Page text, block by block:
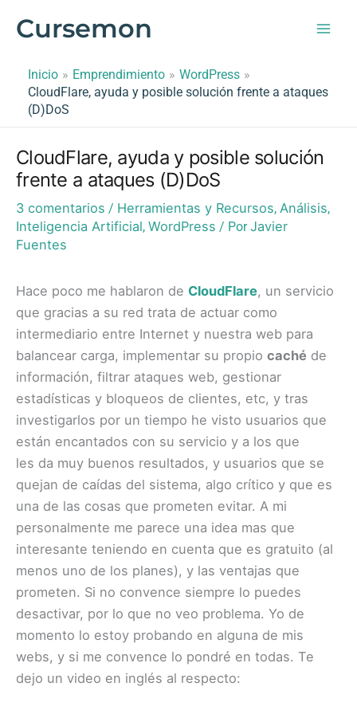
Cursemon
Inicio Emprendimiento
WordPress
CloudFlare, ayuda y posible solución frente a ataques
(D)DoS
CloudFlare, ayuda y posible solución
frente a ataques (D)DoS
3 comentarios / Herramientas y Recursos, Análisis,
Inteligencia Artificial, WordPress / PorJavier
Fuentes
Hace poco me hablaron de CloudFlare, un servicio
que gracias a su red trata de actuar como
intermediario entre Internet y nuestra web para
balancear carga, implementar su propio caché de
información, filtrar ataques web, gestionar
estadísticas y bloqueos de clientes, etc, y tras
investigarlos por un tiempo he visto usuarios que
están encantados con su servicio y a los que
les da muy buenos resultados, y usuarios que se
quejan de caídas del sistema, algo crítico y que es
una de las cosas que prometen evitar. A mi
personalmente me parece una idea mas que
interesante teniendo en cuenta que es gratuito (al
menos uno de los planes), y las ventajas que
prometen. Si no convence siempre lo puedes
desactivar, por lo que no veo problema. Yo de
momento lo estoy probando en alguna de mis
webs, y si me convence lo pondré en todas. Te
dejo un video en inglés al respecto: